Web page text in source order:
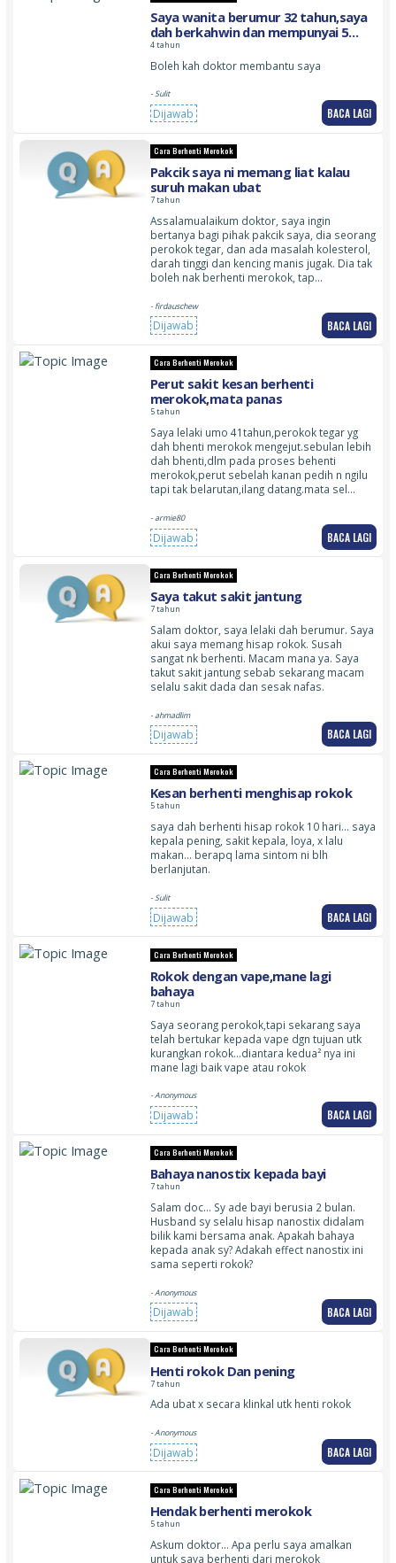
Saya wanita berumur 32 tahun,saya
dah berkahwin dan mempunyai 5
orang anak,sejak saya mengandung
anak ke2 saya sudah jadi perokok
tegar dan susah untuk berenti
4 tahun
Boleh kah doktor membantu saya
- Sulit
Dijawab BACA LAGI
Cara Berhenti Merokok
Pakcik saya ni memang liat kalau
suruh makan ubat
7 tahun
Assalamualaikum doktor, saya ingin
bertanya bagi pihak pakcik saya, dia seorang
perokok tegar, dan ada masalah kolesterol,
darah tinggi dan kencing manis jugak. Dia tak
boleh nak berhenti merokok, tap…
- firdauschew
Dijawab BACA LAGI
Cara Berhenti Merokok
Perut sakit kesan berhenti
merokok,mata panas
5 tahun
Saya lelaki umo 41tahun,perokok tegar yg
dah bhenti merokok mengejut.sebulan lebih
dah bhenti,dlm pada proses behenti
merokok,perut sebelah kanan pedih n ngilu
tapi tak belarutan,ilang datang.mata sel…
- armie80
Dijawab BACA LAGI
Cara Berhenti Merokok
Saya takut sakit jantung
7 tahun
Salam doktor, saya lelaki dah berumur. Saya
akui saya memang hisap rokok. Susah
sangat nk berhenti. Macam mana ya. Saya
takut sakit jantung sebab sekarang macam
selalu sakit dada dan sesak nafas.
- ahmadlim
Dijawab BACA LAGI
Cara Berhenti Merokok
Kesan berhenti menghisap rokok
5 tahun
saya dah berhenti hisap rokok 10 hari… saya
kepala pening, sakit kepala, loya, x lalu
makan… berapq lama sintom ni blh
berlanjutan.
- Sulit
Dijawab BACA LAGI
Cara Berhenti Merokok
Rokok dengan vape,mane lagi
bahaya
7 tahun
Saya seorang perokok,tapi sekarang saya
telah bertukar kepada vape dgn tujuan utk
kurangkan rokok…diantara kedua² nya ini
mane lagi baik vape atau rokok
- Anonymous
Dijawab BACA LAGI
Cara Berhenti Merokok
Bahaya nanostix kepada bayi
7 tahun
Salam doc… Sy ade bayi berusia 2 bulan.
Husband sy selalu hisap nanostix didalam
bilik kami bersama anak. Apakah bahaya
kepada anak sy? Adakah effect nanostix ini
sama seperti rokok?
- Anonymous
Dijawab BACA LAGI
Cara Berhenti Merokok
Henti rokok Dan pening
7 tahun
Ada ubat x secara klinkal utk henti rokok
- Anonymous
Dijawab BACA LAGI
Cara Berhenti Merokok
Hendak berhenti merokok
5 tahun
Askum doktor… Apa perlu saya amalkan
untuk saya berhenti dari merokok